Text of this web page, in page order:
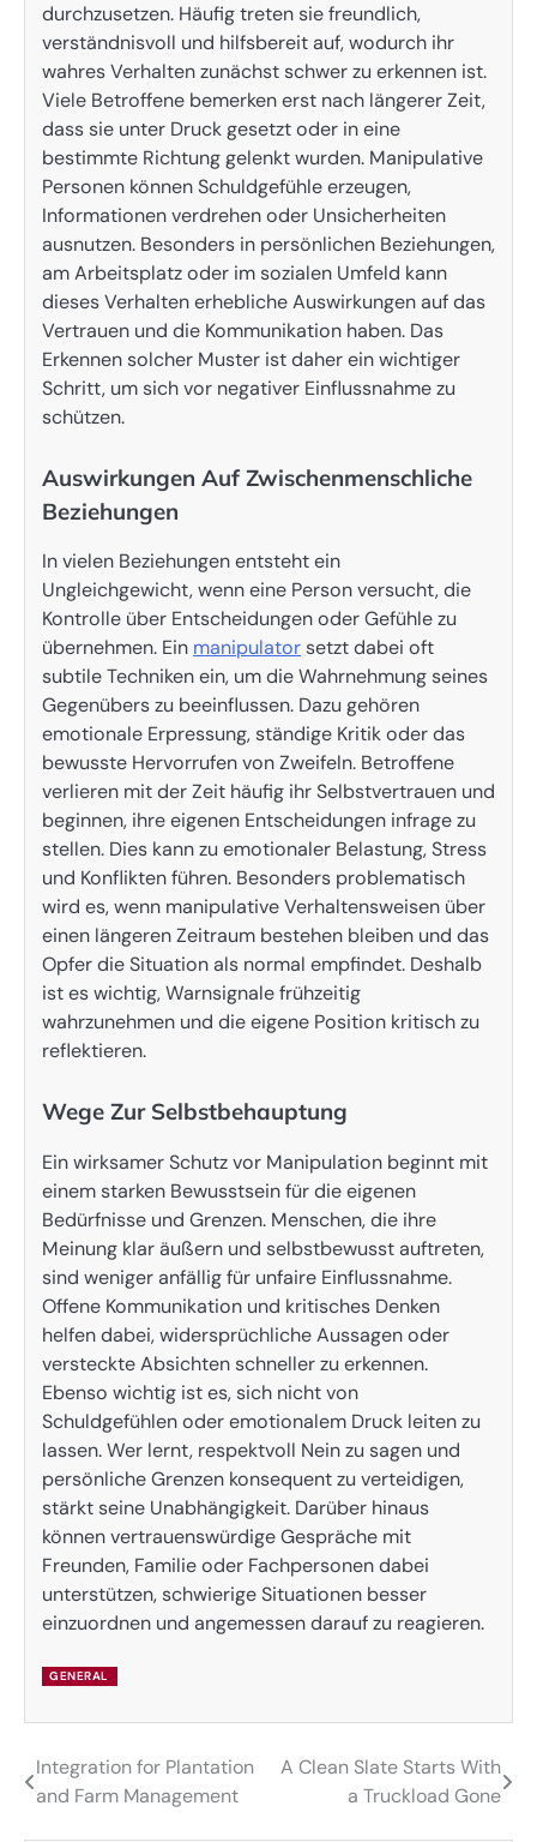
durchzusetzen. Häufig treten sie freundlich,
verständnisvoll und hilfsbereit auf, wodurch ihr
wahres Verhalten zunächst schwer zu erkennen ist.
Viele Betroffene bemerken erst nach längerer Zeit,
dass sie unter Druck gesetzt oder in eine
bestimmte Richtung gelenkt wurden. Manipulative
Personen können Schuldgefühle erzeugen,
Informationen verdrehen oder Unsicherheiten
ausnutzen. Besonders in persönlichen Beziehungen,
am Arbeitsplatz oder im sozialen Umfeld kann
dieses Verhalten erhebliche Auswirkungen auf das
Vertrauen und die Kommunikation haben. Das
Erkennen solcher Muster ist daher ein wichtiger
Schritt, um sich vor negativer Einflussnahme zu
schützen.
Auswirkungen Auf Zwischenmenschliche
Beziehungen
In vielen Beziehungen entsteht ein
Ungleichgewicht, wenn eine Person versucht, die
Kontrolle über Entscheidungen oder Gefühle zu
übernehmen. Ein manipulatorsetzt dabei oft
subtile Techniken ein, um die Wahrnehmung seines
Gegenübers zu beeinflussen. Dazu gehören
emotionale Erpressung, ständige Kritik oder das
bewusste Hervorrufen von Zweifeln. Betroffene
verlieren mit der Zeit häufig ihr Selbstvertrauen und
beginnen, ihre eigenen Entscheidungen infrage zu
stellen. Dies kann zu emotionaler Belastung, Stress
und Konflikten führen. Besonders problematisch
wird es, wenn manipulative Verhaltensweisen über
einen längeren Zeitraum bestehen bleiben und das
Opfer die Situation als normal empfindet. Deshalb
ist es wichtig, Warnsignale frühzeitig
wahrzunehmen und die eigene Position kritisch zu
reflektieren.
Wege Zur Selbstbehauptung
Ein wirksamer Schutz vor Manipulation beginnt mit
einem starken Bewusstsein für die eigenen
Bedürfnisse und Grenzen. Menschen, die ihre
Meinung klar äußern und selbstbewusst auftreten,
sind weniger anfällig für unfaire Einflussnahme.
Offene Kommunikation und kritisches Denken
helfen dabei, widersprüchliche Aussagen oder
versteckte Absichten schneller zu erkennen.
Ebenso wichtig ist es, sich nicht von
Schuldgefühlen oder emotionalem Druck leiten zu
lassen. Wer lernt, respektvoll Nein zu sagen und
persönliche Grenzen konsequent zu verteidigen,
stärkt seine Unabhängigkeit. Darüber hinaus
können vertrauenswürdige Gespräche mit
Freunden, Familie oder Fachpersonen dabei
unterstützen, schwierige Situationen besser
einzuordnen und angemessen darauf zu reagieren.
GENERAL
Post
Integration for Plantation
and Farm Management
A Clean Slate Starts With
a Truckload Gone